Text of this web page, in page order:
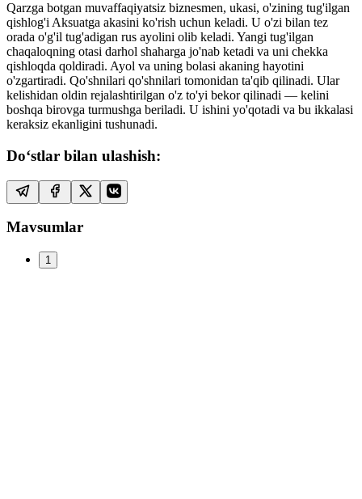
Qarzga botgan muvaffaqiyatsiz biznesmen, ukasi, o'zining tug'ilgan
qishlog'i Aksuatga akasini ko'rish uchun keladi. U o'zi bilan tez
orada o'g'il tug'adigan rus ayolini olib keladi. Yangi tug'ilgan
chaqaloqning otasi darhol shaharga jo'nab ketadi va uni chekka
qishloqda qoldiradi. Ayol va uning bolasi akaning hayotini
o'zgartiradi. Qo'shnilari qo'shnilari tomonidan ta'qib qilinadi. Ular
kelishidan oldin rejalashtirilgan o'z to'yi bekor qilinadi — kelini
boshqa birovga turmushga beriladi. U ishini yo'qotadi va bu ikkalasi
keraksiz ekanligini tushunadi.
Do‘stlar bilan ulashish:
Mavsumlar
1